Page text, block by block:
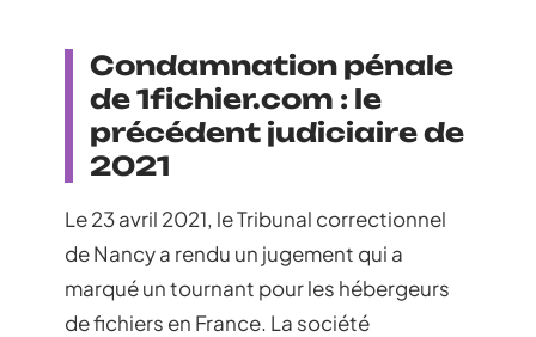
Condamnation pénale
de 1fichier.com : le
précédent judiciaire de
2021
Le 23 avril 2021, le Tribunal correctionnel
de Nancy a rendu un jugement qui a
marqué un tournant pour les hébergeurs
de fichiers en France. La société